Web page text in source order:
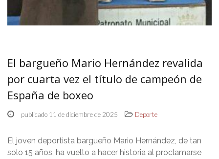
El bargueño Mario Hernández revalida
por cuarta vez el título de campeón de
España de boxeo
publicado 11 de diciembre de 2025 Deporte
El joven deportista bargueño Mario Hernández, de tan
solo 15 años, ha vuelto a hacer historia al proclamarse